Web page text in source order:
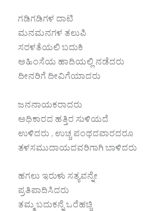
ಗಡಿಗಡಿಗಳ ದಾಟಿ
ಮನಮನಗಳ ತಲುಪಿ
ಸರಳತೆಯಲಿ ಬದುಕಿ
ಅಹಿಂಸೆಯ ಹಾದಿಯಲ್ಲಿ ನಡೆದರು
ದೀನರಿಗೆ ದೀವಿಗೆಯಾದರು
ಜನನಾಯಕರಾದರು
ಅಧಿಕಾರದ ಹತ್ತಿರ ಸುಳಿಯದೆ
ಉಳಿದರು , ಉಚ್ಚ ಪಂಥದವಾರದರೂ
ತಳಸಮುದಾಯದವರಿಗಾಗಿ ಬಾಳಿದರು
ಹಗಲು ಇರುಳು ಸತ್ಯವನ್ನೇ
ಪ್ರತಿಪಾದಿಸಿದರು
ತಮ್ಮ ಬದುಕನ್ನೆ ಒರೆಹಚ್ಚಿ